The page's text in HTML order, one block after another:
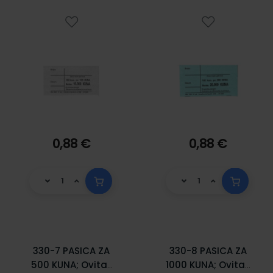
0,88 € 0,88 €
330-7 PASICA ZA
500 KUNA; Ovitak
330-8 PASICA ZA
1000 KUNA; Ovitak